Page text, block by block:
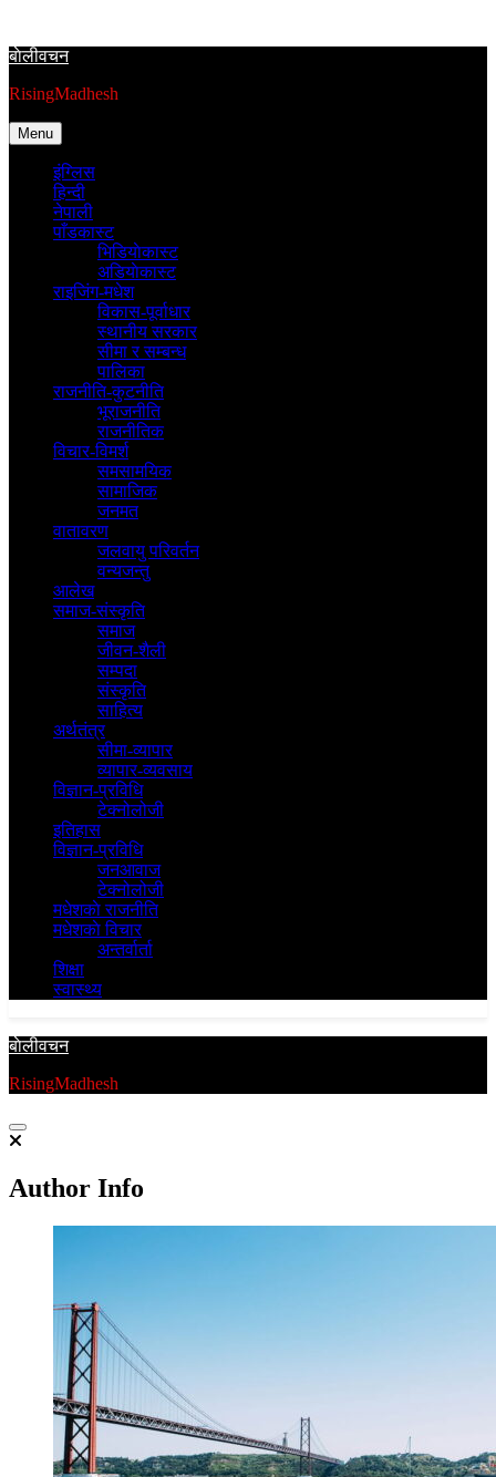
content
बाेलीवचन
RisingMadhesh
Menu
इंग्लिस
हिन्दी
नेपाली
पाँडकास्ट
भिडियाेकास्ट
अडियाेकास्ट
राइजिंग-मधेश
विकास-पूर्वाधार
स्थानीय सरकार
सीमा र सम्बन्ध
पालिका
राजनीति-कुटनीति
भूराजनीति
राजनीतिक
विचार-विमर्श
समसामयिक
सामाजिक
जनमत
वातावरण
जलवायु परिवर्तन
वन्यजन्तु
आलेख
समाज-संस्कृति
समाज
जीवन-शैली
सम्पदा
संस्कृति
साहित्य
अर्थतंत्र
सीमा-व्यापार
व्यापार-व्यवसाय
विज्ञान-प्रविधि
टेक्नोलोजी
इतिहास
विज्ञान-प्रविधि
जनआवाज
टेक्नोलोजी
मधेशकाे राजनीति
मधेशकाे विचार
अन्तर्वार्ता
शिक्षा
स्वास्थ्य
बाेलीवचन
RisingMadhesh
Author Info